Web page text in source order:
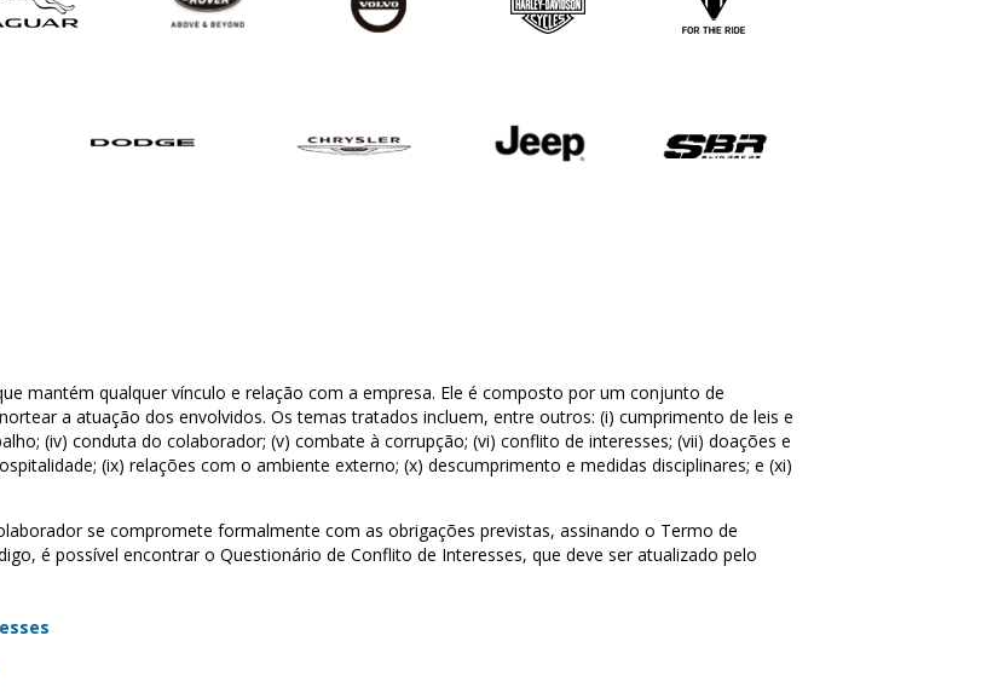
mantém qualquer vínculo e relação com a empresa. Ele é composto por um conjunto de
a atuação dos envolvidos. Os temas tratados incluem, entre outros: (i) cumprimento de leis e
(iv) conduta do colaborador; (v) combate à corrupção; (vi) conflito de interesses; (vii) doações e
(ix) relações com o ambiente externo; (x) descumprimento e medidas disciplinares; e (xi)
se compromete formalmente com as obrigações previstas, assinando o Termo de
é possível encontrar o Questionário de Conflito de Interesses, que deve ser atualizado pelo